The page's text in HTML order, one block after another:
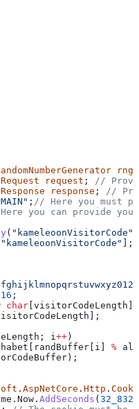
rng
request ;
//
response ;
//
; // Here you must
you can provide
( "kameleoonVisitorCode"
"kameleoonVisitorCode" ];
16 ;
char [visitorCodeLength ];
];
; i ++)
[ randBuffer [ i ] %
);
. AspNetCore . Http .
. Now . AddSeconds (